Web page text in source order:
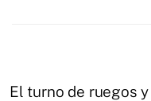
El turno de ruegos